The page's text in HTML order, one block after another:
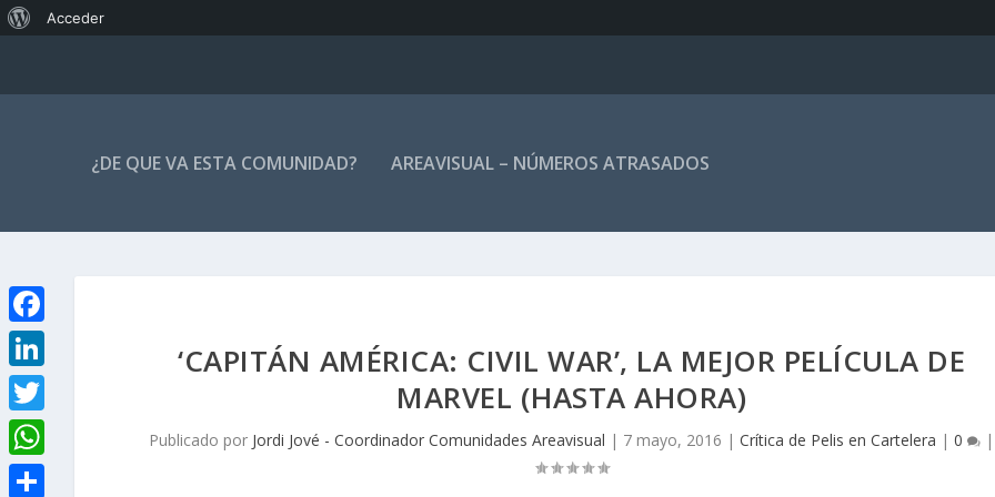
Acerca
Acceder
¿DE QUE VA ESTA COMUNIDAD? AREAVISUAL – NÚMEROS ATRASADOS
‘CAPITÁN AMÉRICA: CIVIL WAR’, LA MEJOR PELÍCULA DE
MARVEL (HASTA AHORA)
Publicado por Jordi Jové - Coordinador Comunidades Areavisual | 7 mayo, 2016 |Crítica de Pelis en Cartelera |0 |
F
a
c
e
b
L
i
n
T
w
W